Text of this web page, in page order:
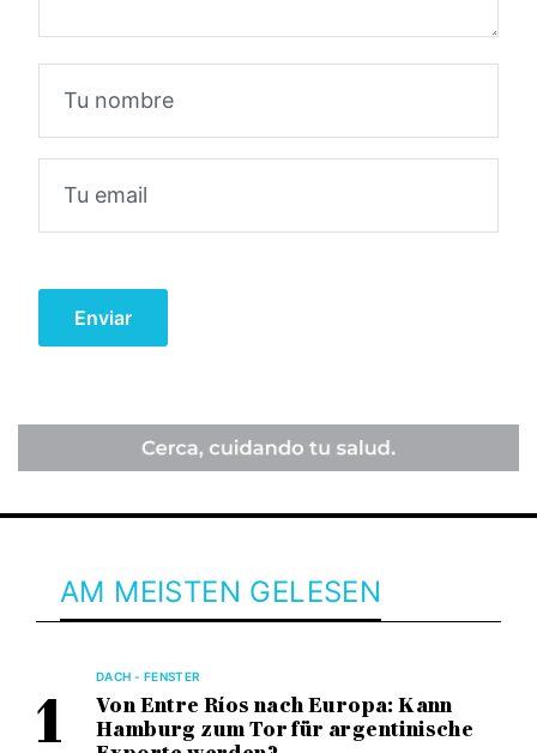
AM MEISTEN GELESEN
DACH - FENSTER
Von Entre Ríos nach Europa: Kann
Hamburg zum Tor für argentinische